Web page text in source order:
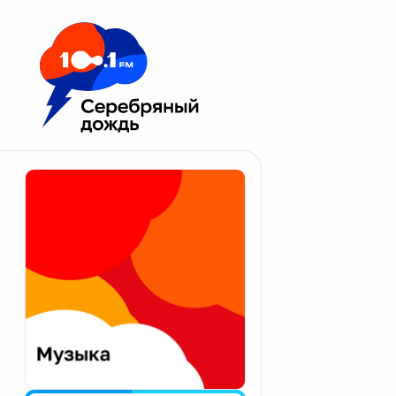
Москва 100.1 FM
Апатиты
Екатеринбург
Калининград
Калуга